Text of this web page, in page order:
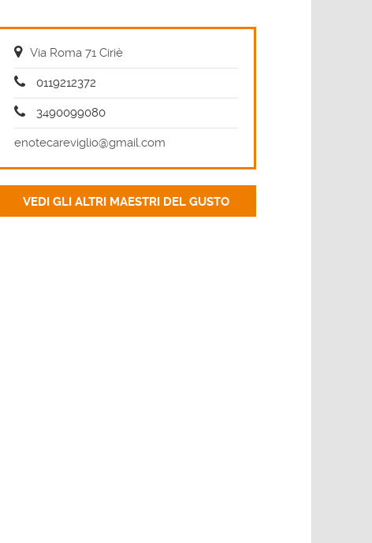
Via Roma 71 Ciriè
0119212372
3490099080
enotecareviglio@gmail.com